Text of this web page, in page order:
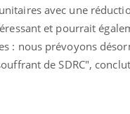
avec une
et pourrait
: nous prévoyons
de SDRC",